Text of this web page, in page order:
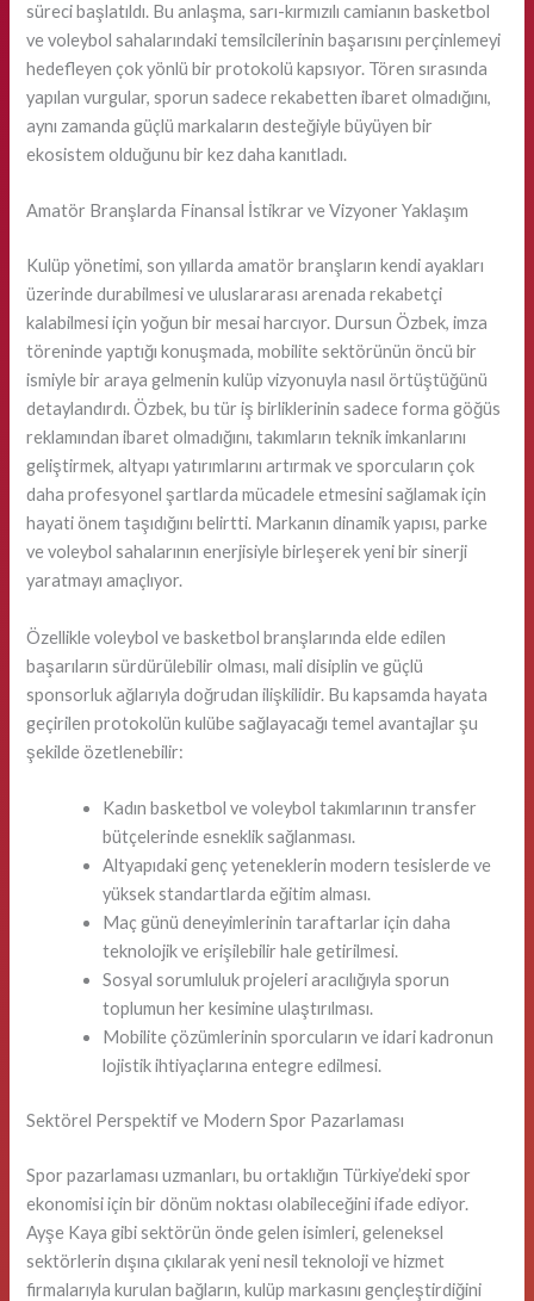
süreci başlatıldı. Bu anlaşma, sarı-kırmızılı camianın basketbol
ve voleybol sahalarındaki temsilcilerinin başarısını perçinlemeyi
hedefleyen çok yönlü bir protokolü kapsıyor. Tören sırasında
yapılan vurgular, sporun sadece rekabetten ibaret olmadığını,
aynı zamanda güçlü markaların desteğiyle büyüyen bir
ekosistem olduğunu bir kez daha kanıtladı.
Amatör Branşlarda Finansal İstikrar ve Vizyoner Yaklaşım
Kulüp yönetimi, son yıllarda amatör branşların kendi ayakları
üzerinde durabilmesi ve uluslararası arenada rekabetçi
kalabilmesi için yoğun bir mesai harcıyor. Dursun Özbek, imza
töreninde yaptığı konuşmada, mobilite sektörünün öncü bir
ismiyle bir araya gelmenin kulüp vizyonuyla nasıl örtüştüğünü
detaylandırdı. Özbek, bu tür iş birliklerinin sadece forma göğüs
reklamından ibaret olmadığını, takımların teknik imkanlarını
geliştirmek, altyapı yatırımlarını artırmak ve sporcuların çok
daha profesyonel şartlarda mücadele etmesini sağlamak için
hayati önem taşıdığını belirtti. Markanın dinamik yapısı, parke
ve voleybol sahalarının enerjisiyle birleşerek yeni bir sinerji
yaratmayı amaçlıyor.
Özellikle voleybol ve basketbol branşlarında elde edilen
başarıların sürdürülebilir olması, mali disiplin ve güçlü
sponsorluk ağlarıyla doğrudan ilişkilidir. Bu kapsamda hayata
geçirilen protokolün kulübe sağlayacağı temel avantajlar şu
şekilde özetlenebilir:
Kadın basketbol ve voleybol takımlarının transfer
bütçelerinde esneklik sağlanması.
Altyapıdaki genç yeteneklerin modern tesislerde ve
yüksek standartlarda eğitim alması.
Maç günü deneyimlerinin taraftarlar için daha
teknolojik ve erişilebilir hale getirilmesi.
Sosyal sorumluluk projeleri aracılığıyla sporun
toplumun her kesimine ulaştırılması.
Mobilite çözümlerinin sporcuların ve idari kadronun
lojistik ihtiyaçlarına entegre edilmesi.
Sektörel Perspektif ve Modern Spor Pazarlaması
Spor pazarlaması uzmanları, bu ortaklığın Türkiye’deki spor
ekonomisi için bir dönüm noktası olabileceğini ifade ediyor.
Ayşe Kaya gibi sektörün önde gelen isimleri, geleneksel
sektörlerin dışına çıkılarak yeni nesil teknoloji ve hizmet
firmalarıyla kurulan bağların, kulüp markasını gençleştirdiğini